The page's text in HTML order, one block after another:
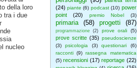
(24) piante (6) podcast (10) power
point
(20) premio Nobel (3)
primaria (58) progetti (87)
programmazione (2) prove orali (5)
prove scritte (35) pseudoscienze
(3)
psicologia (3) questionari
(6)
racconti (9) rassegna matematica
(5) recensioni (17) reportage (22)
della loro
tra i due
nucleo